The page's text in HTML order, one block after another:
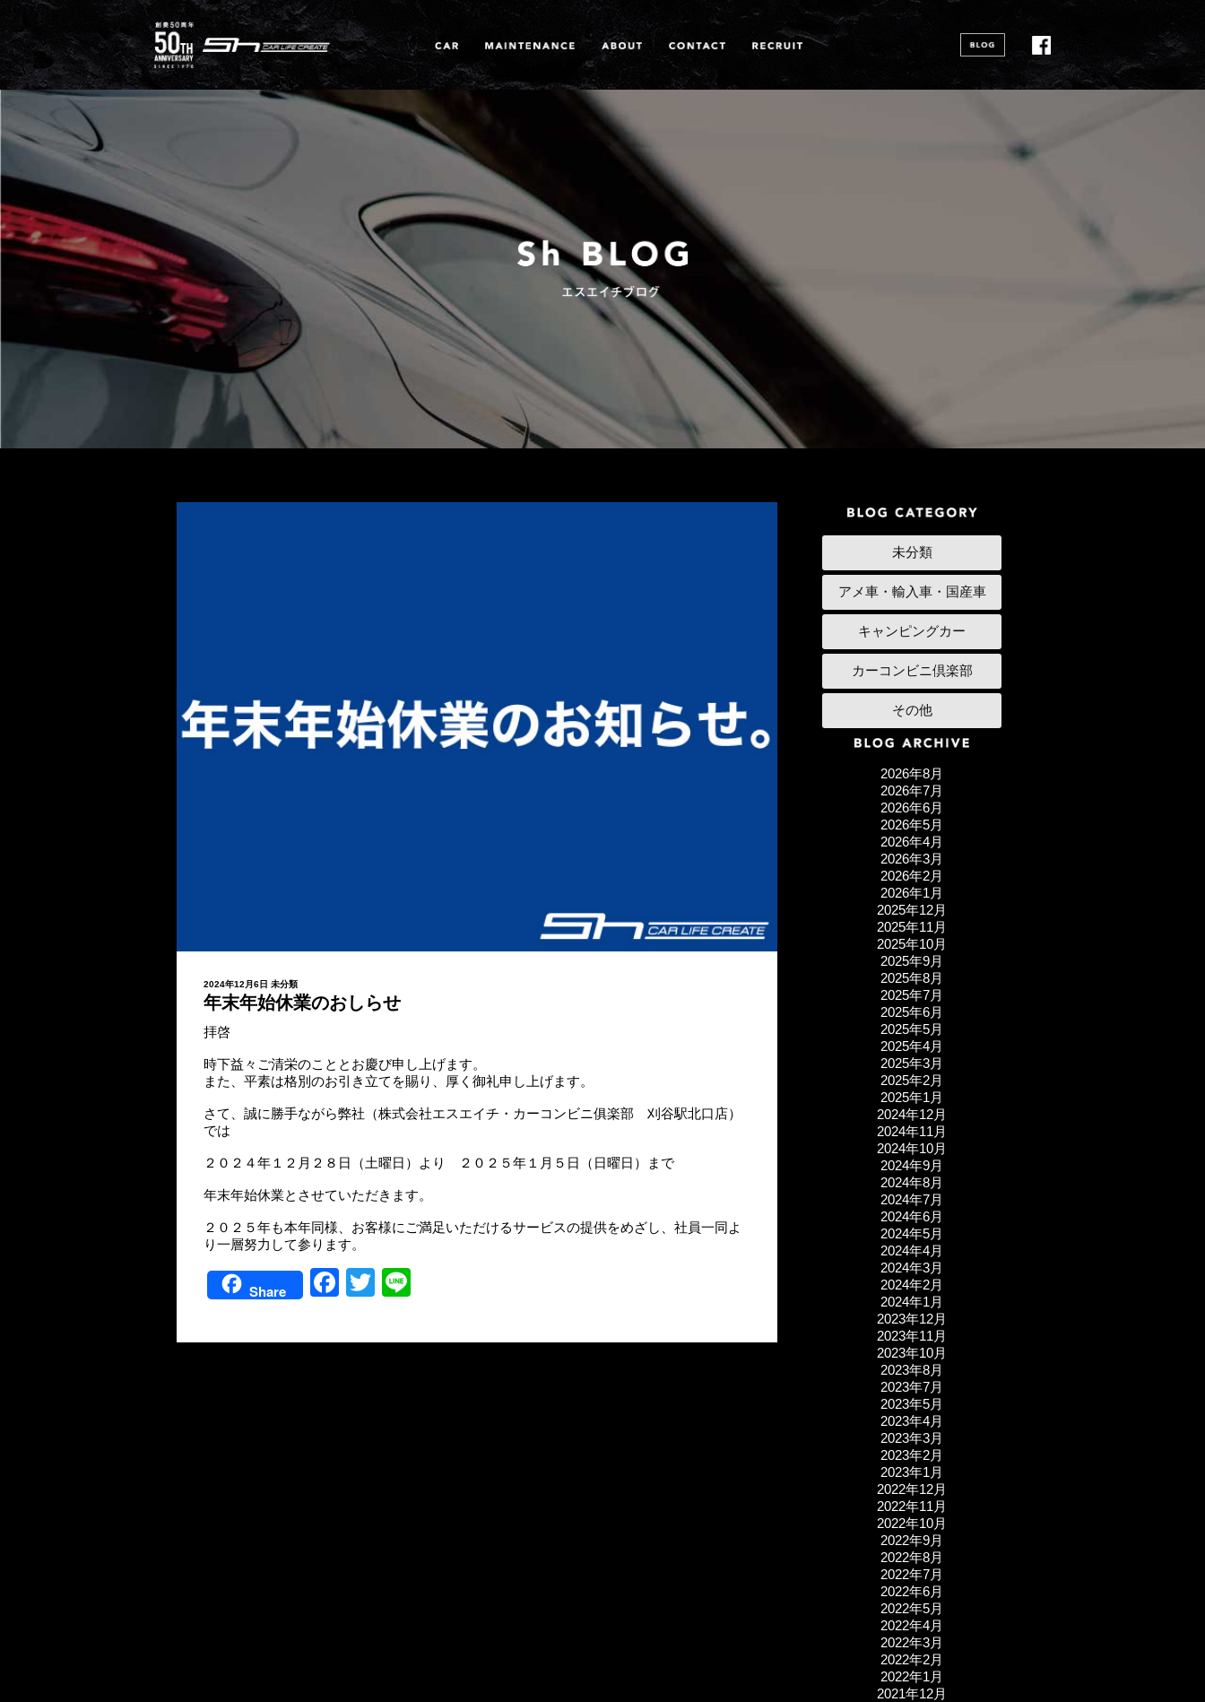
2024年12月6日 未分類
年末年始休業のおしらせ
拝啓
時下益々ご清栄のこととお慶び申し上げます。
また、平素は格別のお引き立てを賜り、厚く御礼申し上げます。
さて、誠に勝手ながら弊社（株式会社エスエイチ・カーコンビニ俱楽部 刈谷駅北口店）
では
２０２４年１２月２８日（土曜日）より ２０２５年１月５日（日曜日）まで
年末年始休業とさせていただきます。
２０２５年も本年同様、お客様にご満足いただけるサービスの提供をめざし、社員一同よ
り一層努力して参ります。
Share Facebook
Twitter
未分類
アメ車・輸入車・国産車
キャンピングカー
カーコンビニ倶楽部
その他
2026年8月
2026年7月
2026年6月
2026年5月
2026年4月
2026年3月
2026年2月
2026年1月
2025年12月
2025年11月
2025年10月
2025年9月
2025年8月
2025年7月
2025年6月
2025年5月
2025年4月
2025年3月
2025年2月
2025年1月
2024年12月
2024年11月
2024年10月
2024年9月
2024年8月
2024年7月
2024年6月
2024年5月
2024年4月
2024年3月
2024年2月
2024年1月
2023年12月
2023年11月
2023年10月
2023年8月
2023年7月
2023年5月
2023年4月
2023年3月
2023年2月
2023年1月
2022年12月
2022年11月
2022年10月
2022年9月
2022年8月
2022年7月
2022年6月
2022年5月
2022年4月
2022年3月
2022年2月
2022年1月
2021年12月